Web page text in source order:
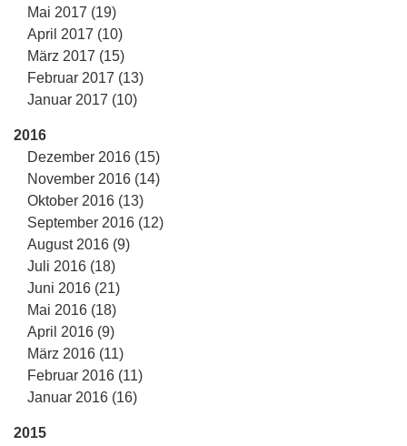
Mai 2017 (19)
April 2017 (10)
März 2017 (15)
Februar 2017 (13)
Januar 2017 (10)
2016
Dezember 2016 (15)
November 2016 (14)
Oktober 2016 (13)
September 2016 (12)
August 2016 (9)
Juli 2016 (18)
Juni 2016 (21)
Mai 2016 (18)
April 2016 (9)
März 2016 (11)
Februar 2016 (11)
Januar 2016 (16)
2015